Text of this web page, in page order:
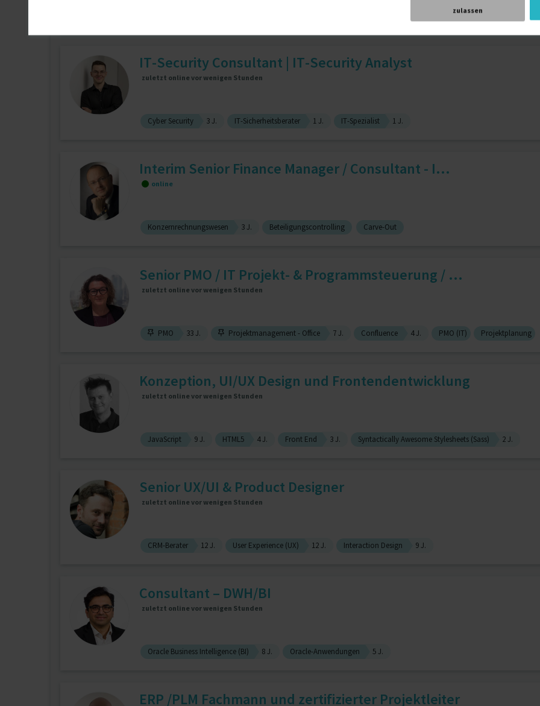
zulassen
IT-Security Consultant | IT-Security Analyst
zuletzt online vor wenigen Stunden
Cyber Security 3 J. IT-Sicherheitsberater 1 J. IT-Spezialist 1 J.
Interim Senior Finance Manager / Consultant - I...
online
Konzernrechnungswesen 3 J. Beteiligungscontrolling Carve-Out
Senior PMO / IT Projekt- & Programmsteuerung / ...
zuletzt online vor wenigen Stunden
PMO 33 J. Projektmanagement - Office 7 J. Confluence 4 J. PMO (IT) Projektplanung
Konzeption, UI/UX Design und Frontendentwicklung
zuletzt online vor wenigen Stunden
JavaScript 9 J. HTML5 4 J. Front End 3 J. Syntactically Awesome Stylesheets (Sass) 2 J.
Senior UX/UI & Product Designer
zuletzt online vor wenigen Stunden
CRM-Berater 12 J. User Experience (UX) 12 J. Interaction Design 9 J.
Consultant – DWH/BI
zuletzt online vor wenigen Stunden
Oracle Business Intelligence (BI) 8 J. Oracle-Anwendungen 5 J.
ERP /PLM Fachmann und zertifizierter Projektleiter